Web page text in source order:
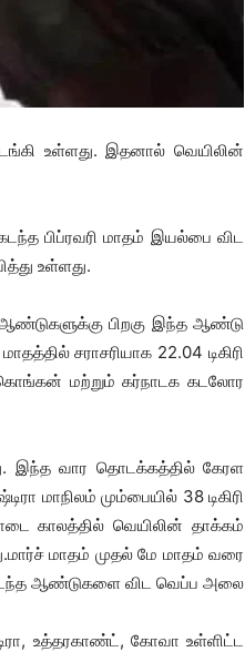
உள்ளது. இதனால் வெயிலின்
பிப்ரவரி மாதம் இயல்பை விட
உள்ளது.
பிறகு இந்த ஆண்டு
சராசரியாக 22.04 டிகிரி
கொங்கன் மற்றும் கர்நாடக கடலோர
இந்த வார தொடக்கத்தில் கேரள
மாநிலம் மும்பையில் 38 டிகிரி
காலத்தில் வெயிலின் தாக்கம்
மாதம் முதல் மே மாதம் வரை
கடந்த ஆண்டுகளை விட வெப்ப அலை
உத்தரகாண்ட், கோவா உள்ளிட்ட